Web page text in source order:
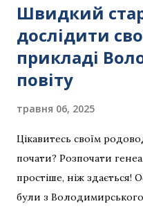
Швидкий
дослідити
прикладі
повіту
травня 06, 2025
Цікавитесь своїм
почати? Розпочати
простіше, ніж
були з